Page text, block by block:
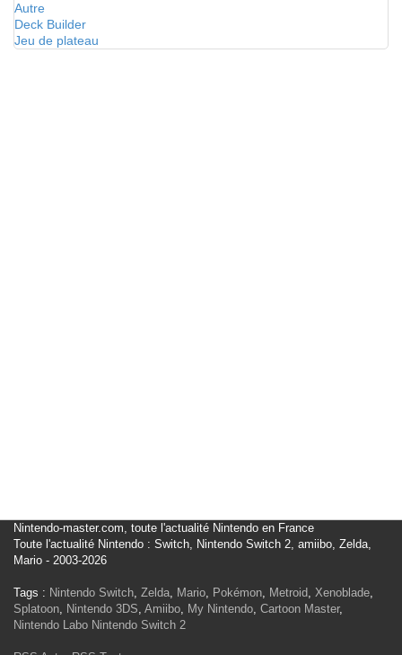
Autre
Deck Builder
Jeu de plateau
Nintendo-master.com, toute l'actualité Nintendo en France
Toute l'actualité Nintendo : Switch, Nintendo Switch 2, amiibo, Zelda,
Mario - 2003-2026
Tags : Nintendo Switch, Zelda, Mario, Pokémon, Metroid, Xenoblade,
Splatoon, Nintendo 3DS, Amiibo, My Nintendo, Cartoon Master,
Nintendo Labo Nintendo Switch 2